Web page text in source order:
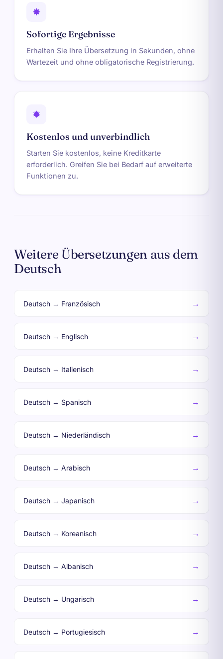
✸
Sofortige Ergebnisse
Erhalten Sie Ihre Übersetzung in Sekunden, ohne
Wartezeit und ohne obligatorische Registrierung.
✹
Kostenlos und unverbindlich
Starten Sie kostenlos, keine Kreditkarte
erforderlich. Greifen Sie bei Bedarf auf erweiterte
Funktionen zu.
Weitere Übersetzungen aus dem
Deutsch
Deutsch → Französisch →
Deutsch → Englisch →
Deutsch → Italienisch →
Deutsch → Spanisch →
Deutsch → Niederländisch →
Deutsch → Arabisch →
Deutsch → Japanisch →
Deutsch → Koreanisch →
Deutsch → Albanisch →
Deutsch → Ungarisch →
Deutsch → Portugiesisch →